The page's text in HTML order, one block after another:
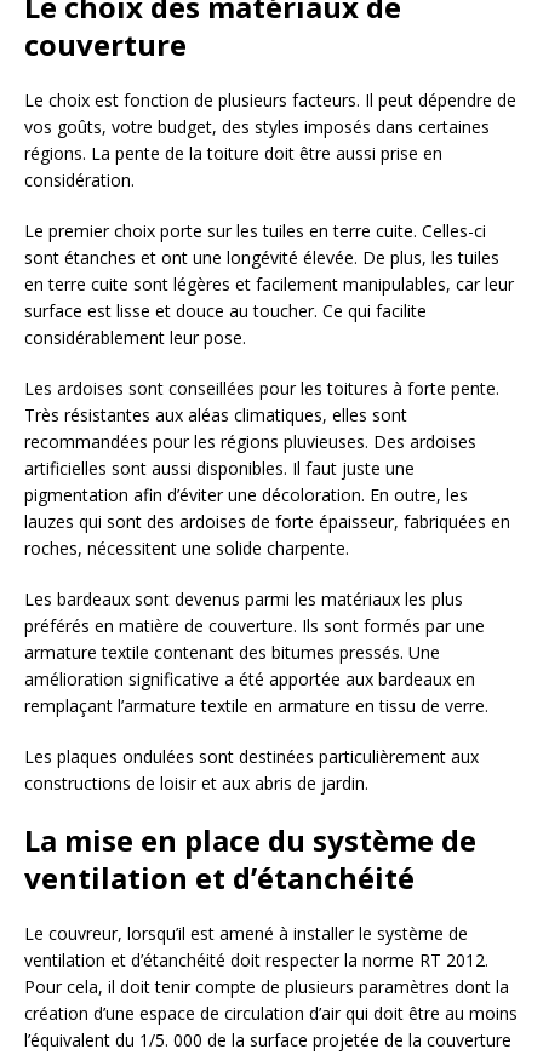
couverture
Le choix est fonction de plusieurs facteurs. Il peut dépendre de
vos goûts, votre budget, des styles imposés dans certaines
régions. La pente de la toiture doit être aussi prise en
considération.
Le premier choix porte sur les tuiles en terre cuite. Celles-ci
sont étanches et ont une longévité élevée. De plus, les tuiles
en terre cuite sont légères et facilement manipulables, car leur
surface est lisse et douce au toucher. Ce qui facilite
considérablement leur pose.
Les ardoises sont conseillées pour les toitures à forte pente.
Très résistantes aux aléas climatiques, elles sont
recommandées pour les régions pluvieuses. Des ardoises
artificielles sont aussi disponibles. Il faut juste une
pigmentation afin d’éviter une décoloration. En outre, les
lauzes qui sont des ardoises de forte épaisseur, fabriquées en
roches, nécessitent une solide charpente.
Les bardeaux sont devenus parmi les matériaux les plus
préférés en matière de couverture. Ils sont formés par une
armature textile contenant des bitumes pressés. Une
amélioration significative a été apportée aux bardeaux en
remplaçant l’armature textile en armature en tissu de verre.
Les plaques ondulées sont destinées particulièrement aux
constructions de loisir et aux abris de jardin.
La mise en place du système de
ventilation et d’étanchéité
Le couvreur, lorsqu’il est amené à installer le système de
ventilation et d’étanchéité doit respecter la norme RT 2012.
Pour cela, il doit tenir compte de plusieurs paramètres dont la
création d’une espace de circulation d’air qui doit être au moins
l’équivalent du 1/5. 000 de la surface projetée de la couverture